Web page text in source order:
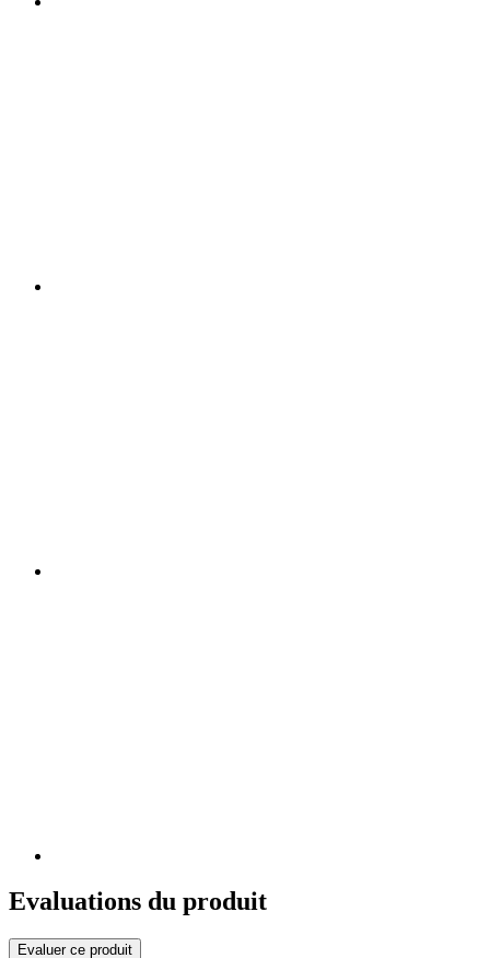
Evaluations du produit
Evaluer ce produit